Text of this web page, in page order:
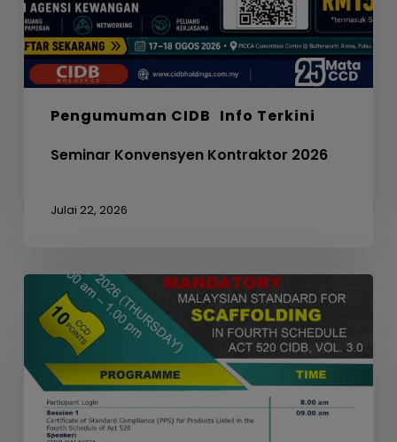
Pengumuman CIDB Info Terkini
Seminar Konvensyen Kontraktor 2026
Julai 22, 2026
WEBINAR
MANDATORY
MALAYSIAN
STANDARD
FOR
SCAFFOLDING